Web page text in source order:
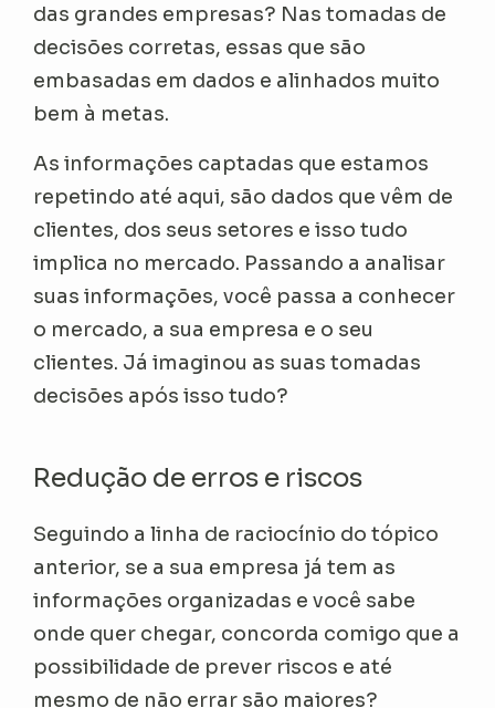
das grandes empresas? Nas tomadas de
decisões corretas, essas que são
embasadas em dados e alinhados muito
bem à metas.
As informações captadas que estamos
repetindo até aqui, são dados que vêm de
clientes, dos seus setores e isso tudo
implica no mercado. Passando a analisar
suas informações, você passa a conhecer
o mercado, a sua empresa e o seu
clientes. Já imaginou as suas tomadas
decisões após isso tudo?
Redução de erros e riscos
Seguindo a linha de raciocínio do tópico
anterior, se a sua empresa já tem as
informações organizadas e você sabe
onde quer chegar, concorda comigo que a
possibilidade de prever riscos e até
mesmo de não errar são maiores?